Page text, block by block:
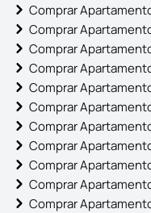
Comprar
Comprar
Comprar
Comprar
Comprar
Comprar
Comprar
Comprar
Comprar
Comprar
Comprar